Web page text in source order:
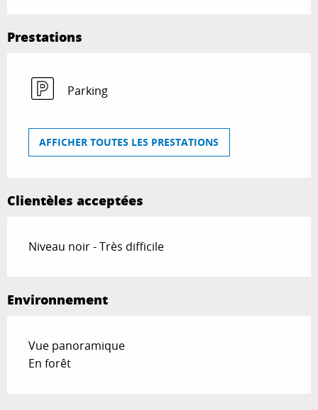
Prestations
Parking
AFFICHER TOUTES LES PRESTATIONS
Clientèles acceptées
Niveau noir - Très difficile
Environnement
Vue panoramique
En forêt